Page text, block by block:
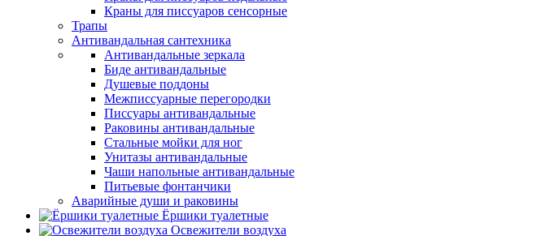
Краны для писсуаров сенсорные
Трапы
Антивандальная сантехника
Антивандальные зеркала
Биде антивандальные
Душевые поддоны
Межписсуарные перегородки
Писсуары антивандальные
Раковины антивандальные
Стальные мойки для ног
Унитазы антивандальные
Чаши напольные антивандальные
Питьевые фонтанчики
Аварийные души и раковины
Ёршики туалетные
Освежители воздуха